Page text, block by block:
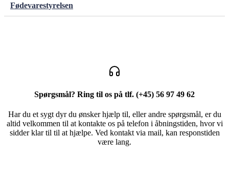
Fødevarestyrelsen
Spørgsmål? Ring til os på tlf. (+45) 56 97 49 62
Har du et sygt dyr du ønsker hjælp til, eller andre spørgsmål, er du
altid velkommen til at kontakte os på telefon i åbningstiden, hvor vi
sidder klar til til at hjælpe. Ved kontakt via mail, kan responstiden
være lang.